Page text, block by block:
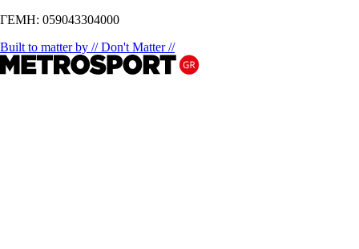
ΓΕΜΗ: 059043304000
Built to matter by // Don't Matter //